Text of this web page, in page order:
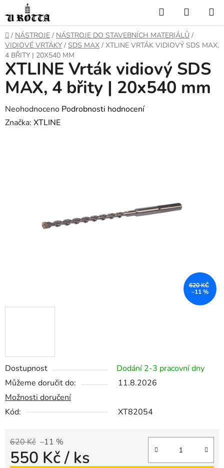
na
obsah
Hledat
KOŠÍK
DOMŮ
/ NÁSTROJE / NÁSTROJE DO STAVEBNÍCH MATERIÁLŮ /
VIDIOVÉ VRTÁKY / SDS MAX / XTLINE VRTÁK VIDIOVÝ SDS MAX,
4 BŘITY | 20X540 MM
Dostupnost
Dodání 2-3 pracovní dny
Můžeme doručit do:
11.8.2026
Možnosti doručení
Kód:
XT82054
620 Kč –11 %
550 Kč/ ks
XTLINE Vrták vidiový SDS
MAX, 4 břity | 20x540 mm
Průměrné
hodnocení
Neohodnoceno Podrobnosti hodnocení
Značka: XTLINE
620 KČ
–11 %